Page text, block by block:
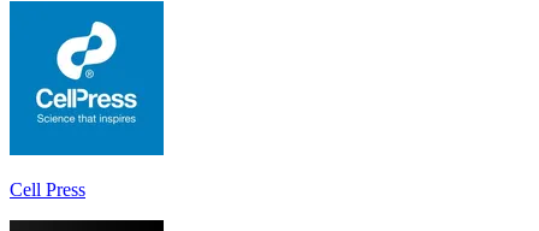
Cell Press